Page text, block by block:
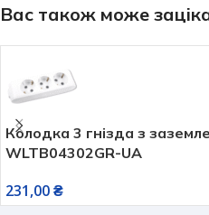
Вас також може
Колодка 3 гнізда з
WLTB04302GR-UA
231,00₴